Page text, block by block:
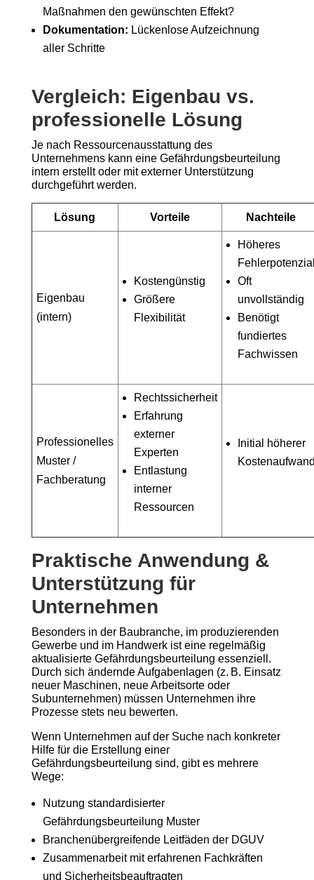
Maßnahmen den gewünschten Effekt?
Dokumentation: Lückenlose Aufzeichnung
aller Schritte
Vergleich: Eigenbau vs.
professionelle Lösung
Je nach Ressourcenausstattung des
Unternehmens kann eine Gefährdungsbeurteilung
intern erstellt oder mit externer Unterstützung
durchgeführt werden.
Lösung Vorteile Nachteile
Eigenbau
(intern)
Kostengünstig
Größere
Flexibilität
Höheres
Oft
unvollständig
Benötigt
fundiertes
Fachwissen
Professionelles
Muster /
Fachberatung
Rechtssicherheit
Erfahrung
externer
Experten
Entlastung
interner
Ressourcen
Initial höherer
Praktische Anwendung &
Unterstützung für
Unternehmen
Besonders in der Baubranche, im produzierenden
Gewerbe und im Handwerk ist eine regelmäßig
aktualisierte Gefährdungsbeurteilung essenziell.
Durch sich ändernde Aufgabenlagen (z. B. Einsatz
neuer Maschinen, neue Arbeitsorte oder
Subunternehmen) müssen Unternehmen ihre
Prozesse stets neu bewerten.
Wenn Unternehmen auf der Suche nach konkreter
Hilfe für die Erstellung einer
Gefährdungsbeurteilung sind, gibt es mehrere
Wege:
Nutzung standardisierter
Gefährdungsbeurteilung Muster
Branchenübergreifende Leitfäden der DGUV
Zusammenarbeit mit erfahrenen Fachkräften
und Sicherheitsbeauftragten